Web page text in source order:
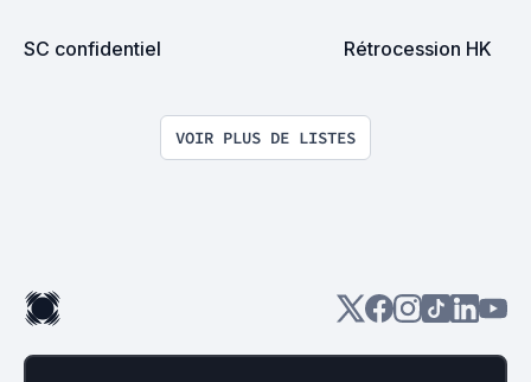
SC confidentiel Rétrocession HK
VOIR PLUS DE LISTES